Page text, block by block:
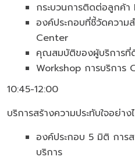
กระบวนการติดต่อลูกค้
องค์ประกอบที่ชี้วัดความ
Center
คุณสมบัติของผู้บริการที่
Workshop การบริการ
10:45-12:00
บริการสร้างความประทับใจอย่าง
องค์ประกอบ 5 มิติ การส
บริการ